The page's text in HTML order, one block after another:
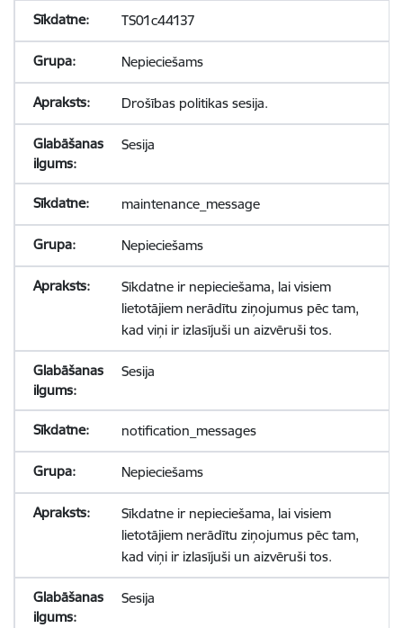
TS01c44137
Nepieciešams
Drošības politikas sesija.
Sesija
maintenance_message
Nepieciešams
Sīkdatne ir nepieciešama, lai visiem
lietotājiem nerādītu ziņojumus pēc tam,
kad viņi ir izlasījuši un aizvēruši tos.
Sesija
notification_messages
Nepieciešams
Sīkdatne ir nepieciešama, lai visiem
lietotājiem nerādītu ziņojumus pēc tam,
kad viņi ir izlasījuši un aizvēruši tos.
Sesija